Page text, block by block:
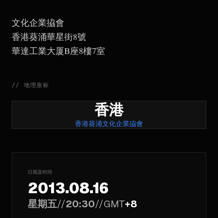
文化企業拹會
香港葵涌華星街8號
華達工業大厦B座8樓7室
// 地理座标
香港
香港葵涌文化企業拹會
日期及时间
2013.08.16
星期五//20:30//GMT+8